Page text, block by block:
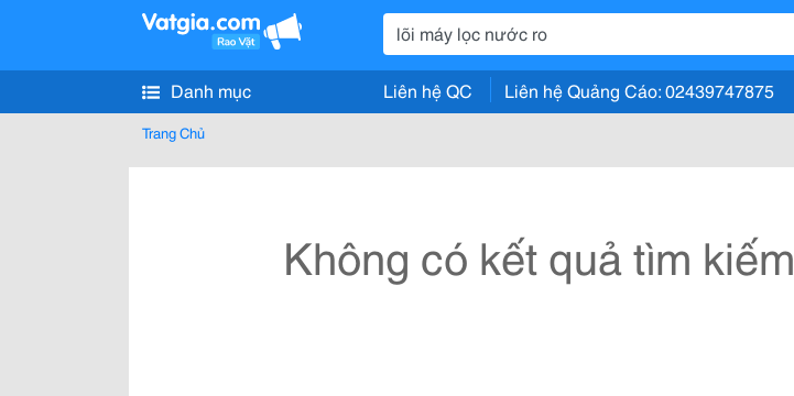
Danh mục Liên hệ QC Liên hệ Quảng Cáo: 02439747875
Trang Chủ
Không có kết quả tìm kiếm